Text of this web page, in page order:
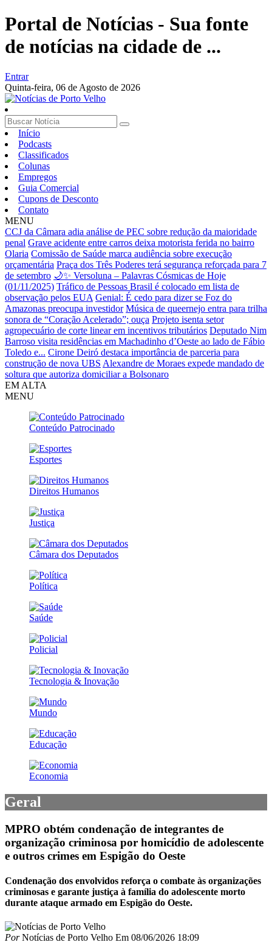
Portal de Notícias - Sua fonte
de notícias na cidade de ...
Entrar
Quinta-feira, 06 de Agosto de 2026
Início
Podcasts
Classificados
Colunas
Empregos
Guia Comercial
Cupons de Desconto
Contato
MENU
CCJ da Câmara adia análise de PEC sobre redução da maioridade
penal Grave acidente entre carros deixa motorista ferida no bairro
Olaria Comissão de Saúde marca audiência sobre execução
orçamentária Praça dos Três Poderes terá segurança reforçada para 7
de setembro 🌙✨ Versoluna – Palavras Cósmicas de Hoje
(01/11/2025) Tráfico de Pessoas Brasil é colocado em lista de
observação pelos EUA Genial: É cedo para dizer se Foz do
Amazonas preocupa investidor Música de queernejo entra para trilha
sonora de “Coração Acelerado”; ouça Projeto isenta setor
agropecuário de corte linear em incentivos tributários Deputado Nim
Barroso visita residências em Machadinho d’Oeste ao lado de Fábio
Toledo e... Cirone Deiró destaca importância de parceria para
construção de nova UBS Alexandre de Moraes expede mandado de
soltura que autoriza domiciliar a Bolsonaro
EM ALTA
MENU
Conteúdo Patrocinado
Esportes
Direitos Humanos
Justiça
Câmara dos Deputados
Política
Saúde
Policial
Tecnologia & Inovação
Mundo
Educação
Economia
Geral
MPRO obtém condenação de integrantes de
organização criminosa por homicídio de adolescente
e outros crimes em Espigão do Oeste
Condenação dos envolvidos reforça o combate às organizações
criminosas e garante justiça à família do adolescente morto
durante ataque armado em Espigão do Oeste.
PorNotícias de Porto Velho Em 08/06/2026 18:09